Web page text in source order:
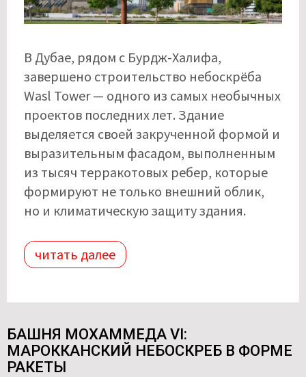
В Дубае, рядом с Бурдж-Халифа,
завершено строительство небоскрёба
Wasl Tower — одного из самых необычных
проектов последних лет. Здание
выделяется своей закрученной формой и
выразительным фасадом, выполненным
из тысяч терракотовых ребер, которые
формируют не только внешний облик,
но и климатическую защиту здания.
читать далее
БАШНЯ МОХАММЕДА VI:
МАРОККАНСКИЙ НЕБОСКРЕБ В ФОРМЕ
РАКЕТЫ